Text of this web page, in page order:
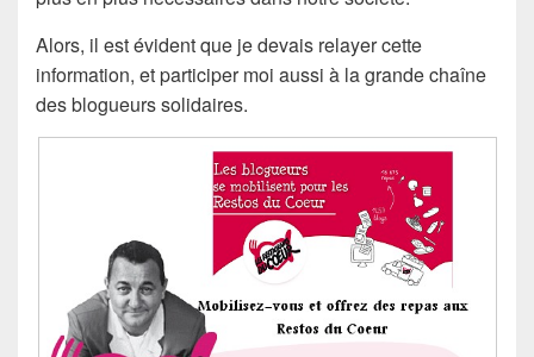
Alors, il est évident que je devais relayer cette
information, et participer moi aussi à la grande chaîne
des blogueurs solidaires.